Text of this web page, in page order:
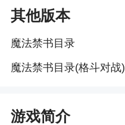
其他版本
魔法禁书目录
魔法禁书目录(格斗对战)
游戏简介